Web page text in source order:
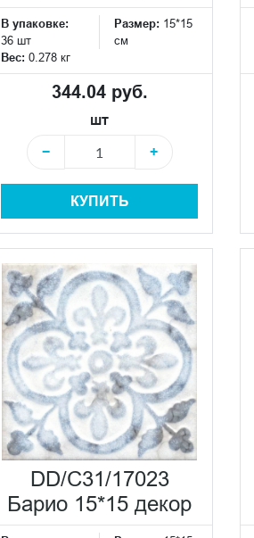
В упаковке:
36 шт
Размер: 15*15
см
Вес: 0.278 кг
344.04 руб.
шт
−
+
КУПИТЬ
DD/C31/17023
Барио 15*15 декор